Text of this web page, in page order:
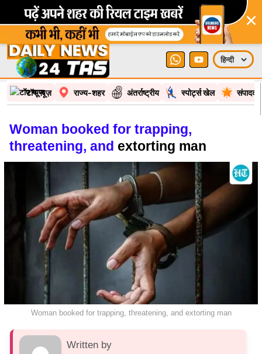
×
टॉप न्यूज़ राज्य-शहर अंतर्राष्ट्रीय स्पोर्ट्स खेल
Woman booked for trapping,
threatening, and extorting man
Woman booked for trapping, threatening, and extorting man
Written by